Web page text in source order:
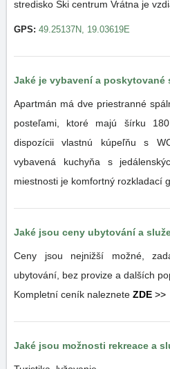
stredisko Ski centrum Vrátna je
GPS: 49.25137N, 19.03619E
Jaké je vybavení a poskytované
Apartmán má dve priestranné
posteľami, ktoré majú šírku
dispozícii vlastnú kúpeľňu s WC. Súčasťou
vybavená kuchyňa s jedálenských
miestnosti je komfortný rozkladací
Jaké jsou ceny ubytování a
Ceny jsou nejnižší možné,
ubytování, bez provize a dalších
Kompletní ceník naleznete ZDE >>
Jaké jsou možnosti rekreace a